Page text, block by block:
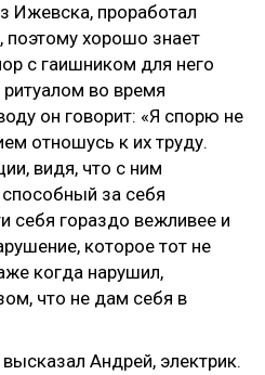
Ижевска, проработал
поэтому хорошо знает
с гаишником для него
во время
он говорит: «Я спорю не
отношусь к их труду.
видя, что с ним
способный за себя
себя гораздо вежливее и
которое тот не
когда нарушил,
что не дам себя в
Андрей, электрик.